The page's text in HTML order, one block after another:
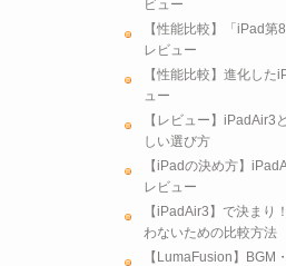
ビュー
【性能比較】「iPad
レビュー
【性能比較】進化し
ュー
【レビュー】iPadAir3
しい選び方
【iPadの決め方】
レビュー
【iPadAir3】で決まり
わないための比較方法
【LumaFusion】BGM